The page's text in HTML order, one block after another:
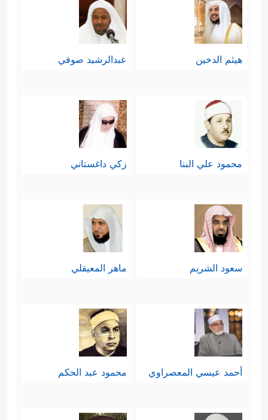
هيثم الدخين عبدالرشيد صوفي
محمود علي البنا زكي داغستاني
سعود الشريم ماهر المعيقلي
أحمد عيسي المعصراوي محمود عبد الحكم